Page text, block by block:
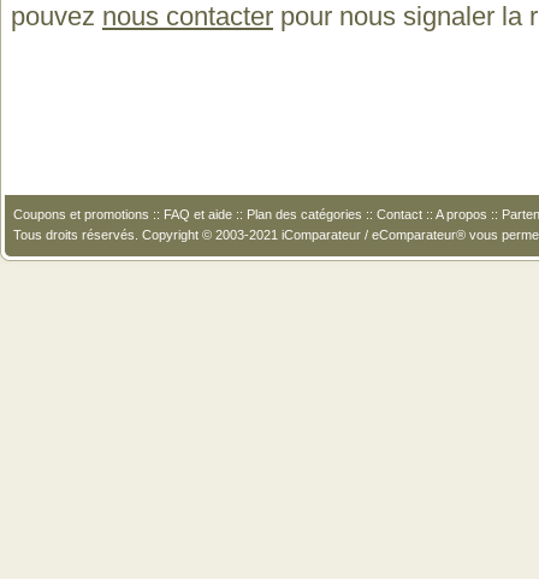
pouvez nous contacter pour nous signaler la
Coupons et promotions :: FAQ et aide :: Plan des catégories :: Contact :: A propos ::
Tous droits réservés. Copyright © 2003-2021 iComparateur / eComparateur® vous